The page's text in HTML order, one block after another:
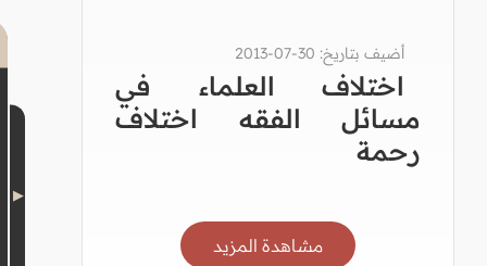
أضيف بتاريخ: 30-07-2013
اختلاف العلماء في
مسائل الفقه اختلاف
رحمة
مشاهدة المزيد